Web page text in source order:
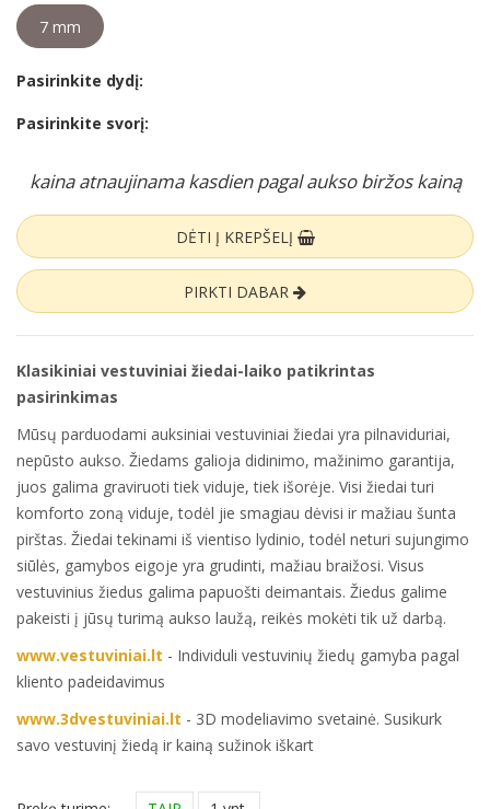
7 mm
Pasirinkite dydį:
Pasirinkite svorį:
kaina atnaujinama kasdien pagal aukso biržos kainą
DĖTI Į KREPŠELĮ
PIRKTI DABAR
Klasikiniai vestuviniai žiedai-laiko patikrintas
pasirinkimas
Mūsų parduodami auksiniai vestuviniai žiedai yra pilnaviduriai,
nepūsto aukso. Žiedams galioja didinimo, mažinimo garantija,
juos galima graviruoti tiek viduje, tiek išorėje. Visi žiedai turi
komforto zoną viduje, todėl jie smagiau dėvisi ir mažiau šunta
pirštas. Žiedai tekinami iš vientiso lydinio, todėl neturi sujungimo
siūlės, gamybos eigoje yra grudinti, mažiau braižosi. Visus
vestuvinius žiedus galima papuošti deimantais. Žiedus galime
pakeisti į jūsų turimą aukso laužą, reikės mokėti tik už darbą.
www.vestuviniai.lt - Individuli vestuvinių žiedų gamyba pagal
kliento padeidavimus
www.3dvestuviniai.lt - 3D modeliavimo svetainė. Susikurk
savo vestuvinį žiedą ir kainą sužinok iškart